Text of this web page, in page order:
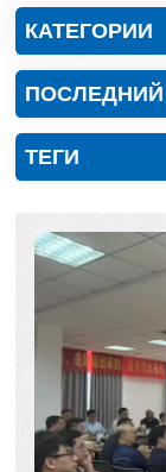
КАТЕГОРИИ
ТЕГИ